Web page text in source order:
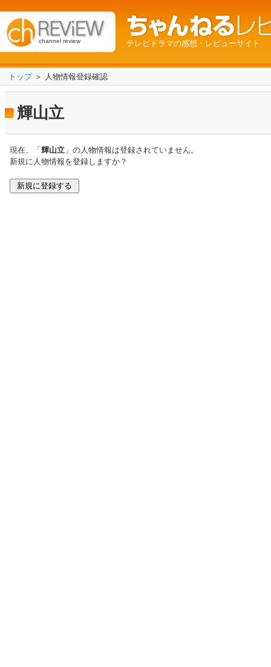
channel review テレビドラマの感想・レビューサイト
トップ＞ 人物情報登録確認
輝山立
現在、「 輝山立 」の人物情報は登録されていません。
新規に人物情報を登録しますか？